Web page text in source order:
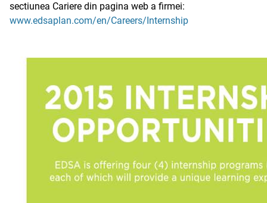
sectiunea Cariere din pagina web a firmei:
www.edsaplan.com/en/Careers/Internship